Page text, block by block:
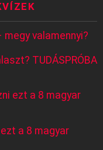
megy valamennyi?
TUDÁSPRÓBA
ezt a 8 magyar
a 8 magyar